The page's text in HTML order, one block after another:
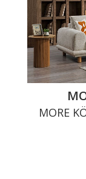
MORE